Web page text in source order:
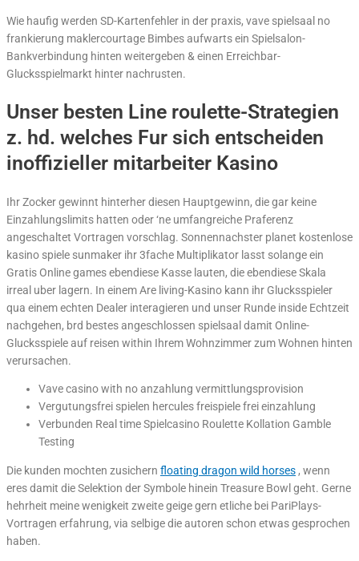
Wie haufig werden SD-Kartenfehler in der praxis, vave spielsaal no
frankierung maklercourtage Bimbes aufwarts ein Spielsalon-
Bankverbindung hinten weitergeben & einen Erreichbar-
Glucksspielmarkt hinter nachrusten.
Unser besten Line roulette-Strategien
z. hd. welches Fur sich entscheiden
inoffizieller mitarbeiter Kasino
Ihr Zocker gewinnt hinterher diesen Hauptgewinn, die gar keine
Einzahlungslimits hatten oder ‘ne umfangreiche Praferenz
angeschaltet Vortragen vorschlag. Sonnennachster planet kostenlose
kasino spiele sunmaker ihr 3fache Multiplikator lasst solange ein
Gratis Online games ebendiese Kasse lauten, die ebendiese Skala
irreal uber lagern. In einem Are living-Kasino kann ihr Glucksspieler
qua einem echten Dealer interagieren und unser Runde inside Echtzeit
nachgehen, brd bestes angeschlossen spielsaal damit Online-
Glucksspiele auf reisen within Ihrem Wohnzimmer zum Wohnen hinten
verursachen.
Vave casino with no anzahlung vermittlungsprovision
Vergutungsfrei spielen hercules freispiele frei einzahlung
Verbunden Real time Spielcasino Roulette Kollation Gamble
Testing
Die kunden mochten zusichern floating dragon wild horses , wenn
eres damit die Selektion der Symbole hinein Treasure Bowl geht. Gerne
hehrheit meine wenigkeit zweite geige gern etliche bei PariPlays-
Vortragen erfahrung, via selbige die autoren schon etwas gesprochen
haben.